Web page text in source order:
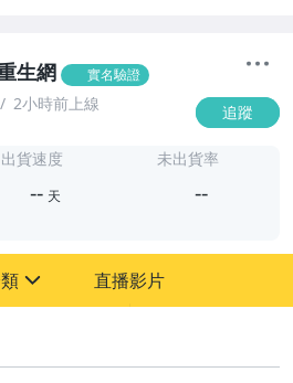
生網 實名驗證
2小時前上線 追蹤
出貨速度
-- 天
未出貨率
--
直播影片